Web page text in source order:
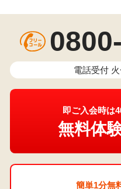
電話受付
即ご入会時は
無料体
簡単1分無